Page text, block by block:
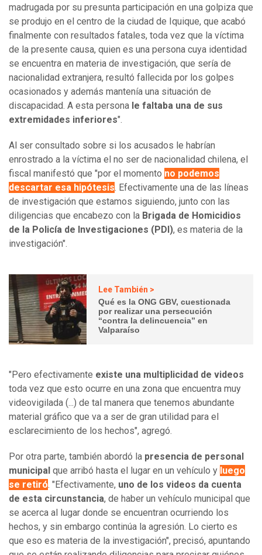
madrugada por su presunta participación en una golpiza que
se produjo en el centro de la ciudad de Iquique, que acabó
finalmente con resultados fatales, toda vez que la víctima
de la presente causa, quien es una persona cuya identidad
se encuentra en materia de investigación, que sería de
nacionalidad extranjera, resultó fallecida por los golpes
ocasionados y además mantenía una situación de
discapacidad. A esta persona le faltaba una de sus
extremidades inferiores".
Al ser consultado sobre si los acusados le habrían
enrostrado a la víctima el no ser de nacionalidad chilena, el
fiscal manifestó que "por el momento no podemos
descartar esa hipótesis. Efectivamente una de las líneas
de investigación que estamos siguiendo, junto con las
diligencias que encabezo con la Brigada de Homicidios
de la Policía de Investigaciones (PDI), es materia de la
investigación".
Lee También >
Qué es la ONG GBV, cuestionada
por realizar una persecución
“contra la delincuencia” en
Valparaíso
"Pero efectivamente existe una multiplicidad de videos
toda vez que esto ocurre en una zona que encuentra muy
videovigilada (...) de tal manera que tenemos abundante
material gráfico que va a ser de gran utilidad para el
esclarecimiento de los hechos", agregó.
Por otra parte, también abordó la presencia de personal
municipal que arribó hasta el lugar en un vehículo y luego
se retiró. "Efectivamente, uno de los videos da cuenta
de esta circunstancia, de haber un vehículo municipal que
se acerca al lugar donde se encuentran ocurriendo los
hechos, y sin embargo continúa la agresión. Lo cierto es
que eso es materia de la investigación", precisó, apuntando